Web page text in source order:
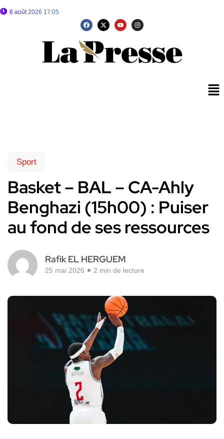
6 août 2026 17:05
Sport
Basket – BAL – CA-Ahly
Benghazi (15h00) : Puiser
au fond de ses ressources
Rafik EL HERGUEM
25 mai 2026 2 min de lecture